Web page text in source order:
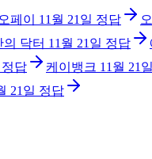
페이 11월 21일 정답
의 닥터 11월 21일 정답
정답 케이뱅크 11월 21일
21일 정답